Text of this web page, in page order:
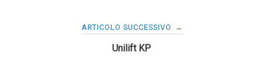
ARTICOLO SUCCESSIVO →
Unilift KP